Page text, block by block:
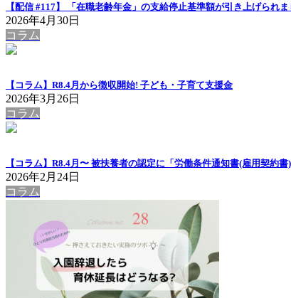
【配信 #117】 「在職老齢年金」の支給停止基準額が引き上げら
2026年4月30日
コラム
【コラム】R8.4月から徴収開始! 子ども・子育て支援金
2026年3月26日
コラム
【コラム】R8.4月〜 被扶養者の認定に「労働条件通知書(雇用契約
2026年2月24日
コラム